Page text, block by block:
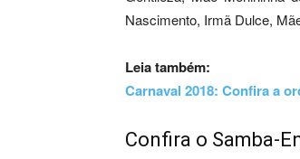
Nascimento, Irmã Dulce,
Leia também:
Carnaval 2018: Confira a
Confira o Samba-